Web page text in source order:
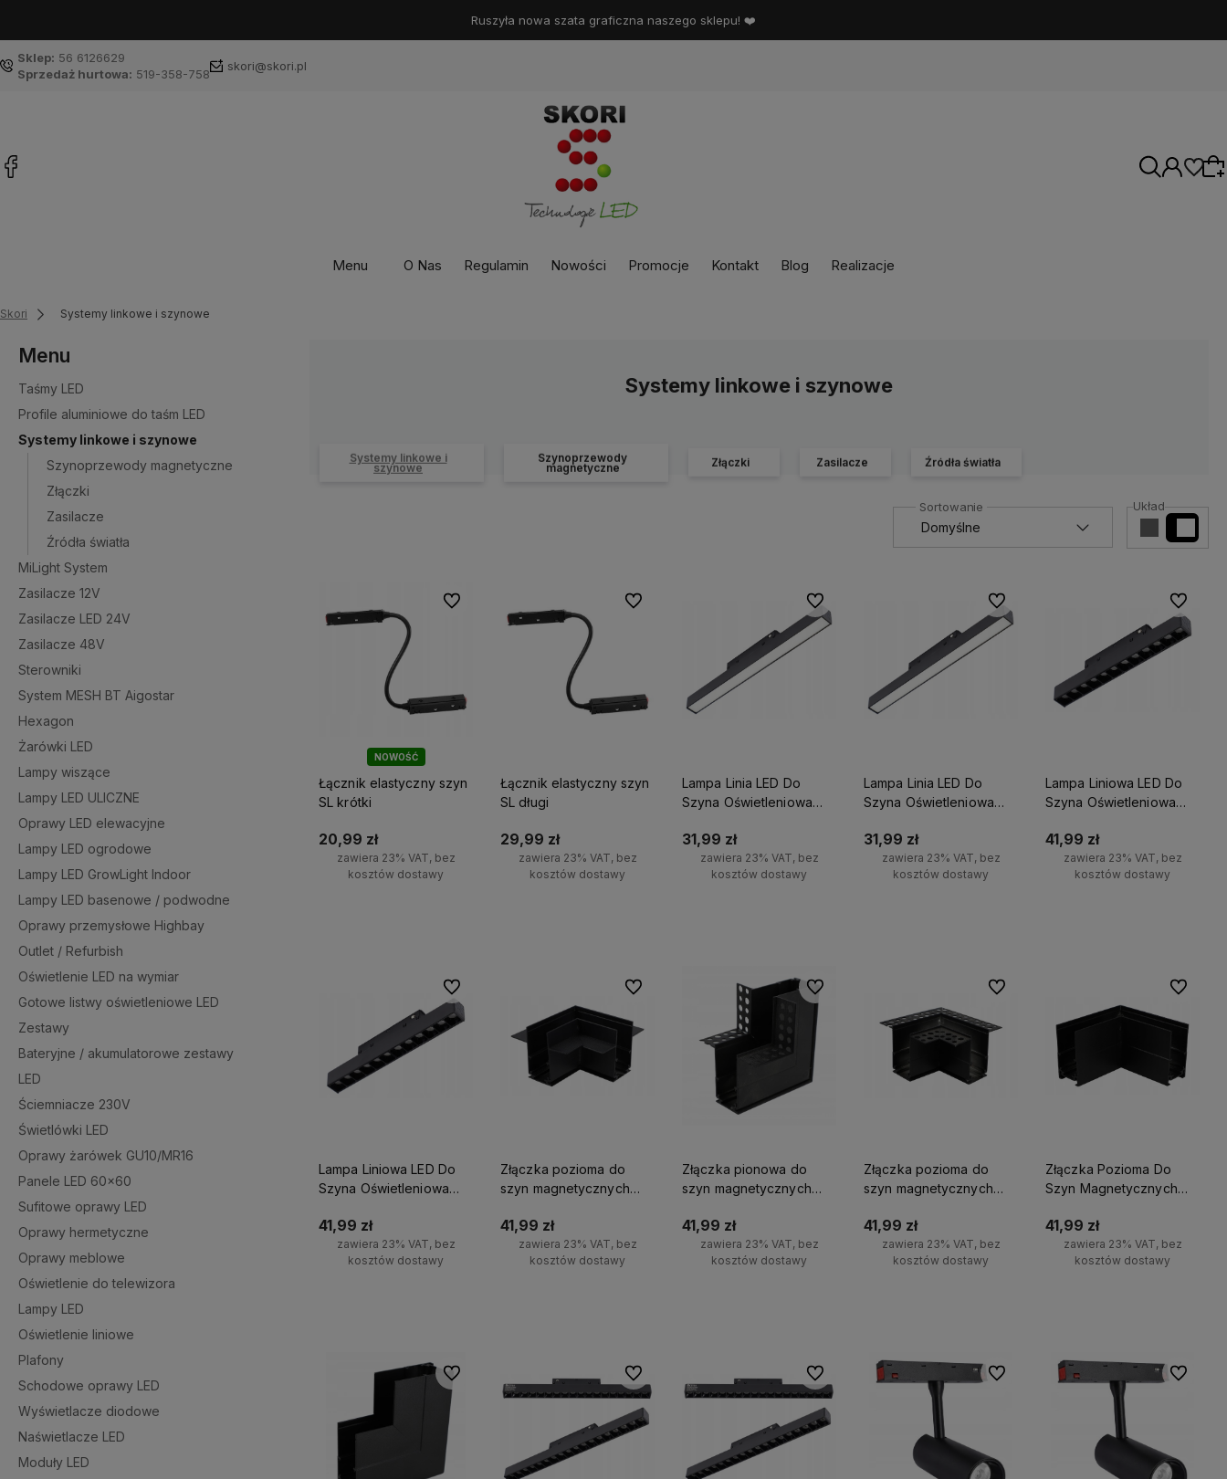
Ruszyła nowa szata graficzna naszego sklepu! ❤️
Sklep: 56 6126629
Sprzedaż hurtowa: 519-358-758
skori@skori.pl
Menu O Nas Regulamin Nowości Promocje Kontakt Blog Realizacje
Skori Systemy linkowe i szynowe
Menu
Taśmy LED
Profile aluminiowe do taśm LED
Systemy linkowe i szynowe
Szynoprzewody magnetyczne
Złączki
Zasilacze
Źródła światła
MiLight System
Zasilacze 12V
Zasilacze LED 24V
Zasilacze 48V
Sterowniki
System MESH BT Aigostar
Hexagon
Żarówki LED
Lampy wiszące
Lampy LED ULICZNE
Oprawy LED elewacyjne
Lampy LED ogrodowe
Lampy LED GrowLight Indoor
Lampy LED basenowe / podwodne
Oprawy przemysłowe Highbay
Outlet / Refurbish
Oświetlenie LED na wymiar
Gotowe listwy oświetleniowe LED
Zestawy
Bateryjne / akumulatorowe zestawy
LED
Ściemniacze 230V
Świetlówki LED
Oprawy żarówek GU10/MR16
Panele LED 60x60
Sufitowe oprawy LED
Oprawy hermetyczne
Oprawy meblowe
Oświetlenie do telewizora
Lampy LED
Oświetlenie liniowe
Plafony
Schodowe oprawy LED
Wyświetlacze diodowe
Naświetlacze LED
Moduły LED
Systemy linkowe i szynowe
Systemy linkowe i
szynowe
Szynoprzewody
magnetyczne Złączki Zasilacze Źródła światła
Układ
NOWOŚĆ
Łącznik elastyczny szyn
SL krótki
20,99 zł
zawiera 23% VAT, bez
kosztów dostawy
Do ulubionych
Łącznik elastyczny szyn
SL długi
29,99 zł
zawiera 23% VAT, bez
kosztów dostawy
Do ulubionych
Lampa Linia LED Do
Szyna Oświetleniowa
31,99 zł
zawiera 23% VAT, bez
kosztów dostawy
Do ulubionych
Lampa Linia LED Do
Szyna Oświetleniowa
31,99 zł
zawiera 23% VAT, bez
kosztów dostawy
Do ulubionych
Lampa Liniowa LED Do
Szyna Oświetleniowa
41,99 zł
zawiera 23% VAT, bez
kosztów dostawy
Do
Lampa Liniowa LED Do
Szyna Oświetleniowa
41,99 zł
zawiera 23% VAT, bez
kosztów dostawy
Do ulubionych
Złączka pozioma do
szyn magnetycznych
41,99 zł
zawiera 23% VAT, bez
kosztów dostawy
Do ulubionych
Złączka pionowa do
szyn magnetycznych
41,99 zł
zawiera 23% VAT, bez
kosztów dostawy
Do ulubionych
Złączka pozioma do
szyn magnetycznych
41,99 zł
zawiera 23% VAT, bez
kosztów dostawy
Do ulubionych
Złączka Pozioma Do
Szyn Magnetycznych
41,99 zł
zawiera 23% VAT, bez
kosztów dostawy
Do
Do ulubionych Do ulubionych Do ulubionych Do ulubionych Do